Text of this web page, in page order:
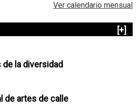
Ver calendario mensual
[+]
la diversidad
de artes de calle